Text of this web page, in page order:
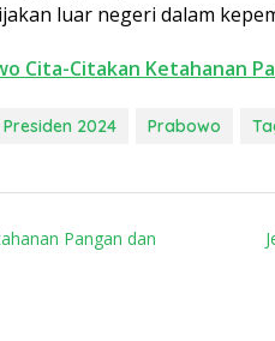
luar negeri dalam
Cita-Citakan Ketahanan
2024 Prabowo
Pangan dan